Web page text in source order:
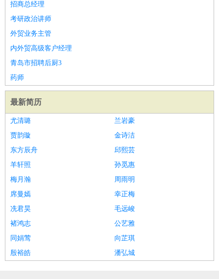
招商总经理
考研政治讲师
外贸业务主管
内外贸高级客户经理
青岛市招聘后厨3
药师
最新简历
尤清璐
兰岩豪
贾韵璇
金诗洁
东方辰舟
邱熙芸
羊轩照
孙觅惠
梅月瀚
周雨明
席曼嫣
幸正梅
冼君昊
毛远峻
褚鸿志
公艺雅
同娟莺
向芷琪
殷裕皓
潘弘城